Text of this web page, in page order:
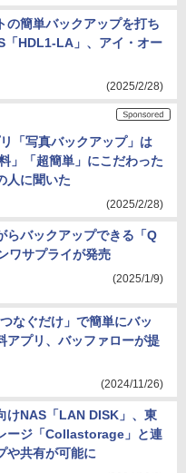
の簡単バックアップを打ち
「HDL1-LA」、アイ・オー
(2025/2/28)
「写真バックアップ」は
」「超簡単」にこだわった
人に聞いた
(2025/2/28)
らバックアップできる「Q
ワサプライが発売
(2025/1/9)
なぐだけ」で簡単にバッ
アプリ、バッファローが提
(2024/11/26)
けNAS「LAN DISK」、東
ージ「Collastorage」と連
や共有が可能に